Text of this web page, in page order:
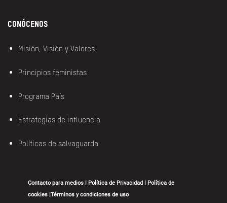
Conócenos
Misión, Visión y Valores
Principios feministas
Programa País
Estrategias de influencia
Políticas de salvaguarda
Contacto para medios | Política de Privacidad | Política de
cookies |Términos y condiciones de uso